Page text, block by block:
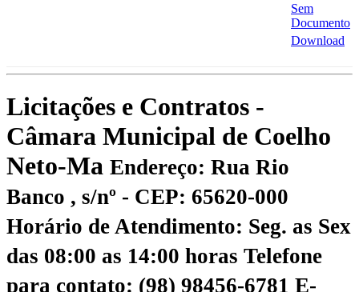
Sem
Documento
Download
Licitações e Contratos -
Câmara Municipal de Coelho
Neto-Ma Endereço: Rua Rio
Banco , s/nº - CEP: 65620-000
Horário de Atendimento: Seg. as Sex
das 08:00 as 14:00 horas Telefone
para contato: (98) 98456-6781 E-